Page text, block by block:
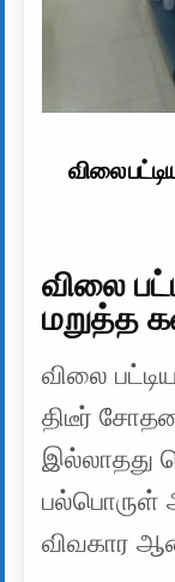
விலை
விலை
மறுத்த
விலை
திடீர்
இல்லாதது
பல்பொருள்
விவகார